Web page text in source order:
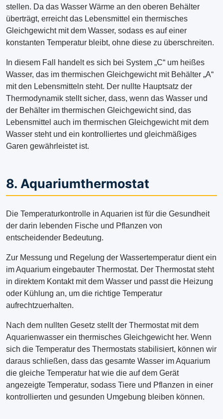
stellen. Da das Wasser Wärme an den oberen Behälter
überträgt, erreicht das Lebensmittel ein thermisches
Gleichgewicht mit dem Wasser, sodass es auf einer
konstanten Temperatur bleibt, ohne diese zu überschreiten.
In diesem Fall handelt es sich bei System „C“ um heißes
Wasser, das im thermischen Gleichgewicht mit Behälter „A“
mit den Lebensmitteln steht. Der nullte Hauptsatz der
Thermodynamik stellt sicher, dass, wenn das Wasser und
der Behälter im thermischen Gleichgewicht sind, das
Lebensmittel auch im thermischen Gleichgewicht mit dem
Wasser steht und ein kontrolliertes und gleichmäßiges
Garen gewährleistet ist.
8. Aquariumthermostat
Die Temperaturkontrolle in Aquarien ist für die Gesundheit
der darin lebenden Fische und Pflanzen von
entscheidender Bedeutung.
Zur Messung und Regelung der Wassertemperatur dient ein
im Aquarium eingebauter Thermostat. Der Thermostat steht
in direktem Kontakt mit dem Wasser und passt die Heizung
oder Kühlung an, um die richtige Temperatur
aufrechtzuerhalten.
Nach dem nullten Gesetz stellt der Thermostat mit dem
Aquarienwasser ein thermisches Gleichgewicht her. Wenn
sich die Temperatur des Thermostats stabilisiert, können wir
daraus schließen, dass das gesamte Wasser im Aquarium
die gleiche Temperatur hat wie die auf dem Gerät
angezeigte Temperatur, sodass Tiere und Pflanzen in einer
kontrollierten und gesunden Umgebung bleiben können.